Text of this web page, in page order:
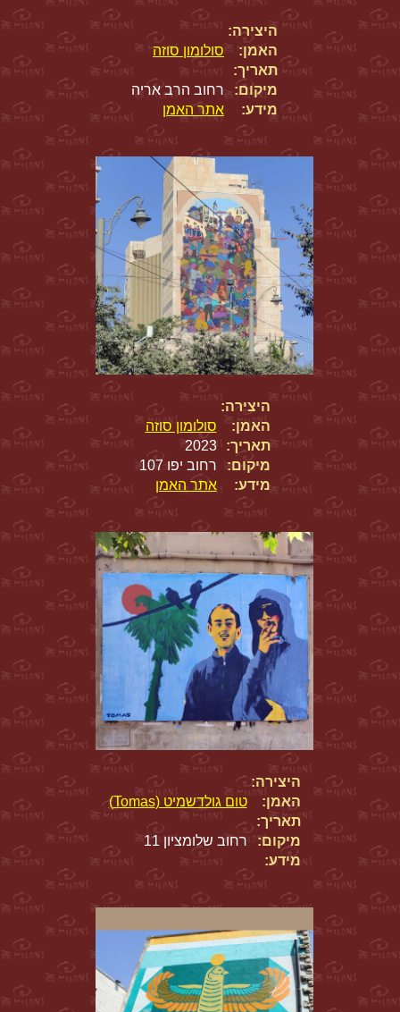
היצירה:
האמן:
סולומון סוזה
תאריך:
מיקום:
רחוב הרב אריה
מידע:
אתר האמן
היצירה:
האמן:
סולומון סוזה
תאריך:
2023
מיקום:
רחוב יפו 107
מידע:
אתר האמן
היצירה:
האמן:
טום גולדשמיט (Tomas)
תאריך:
מיקום:
רחוב שלומציון 11
מידע: